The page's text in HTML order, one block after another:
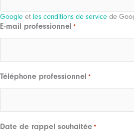
Google et les conditions de service de
E-mail professionnel *
Téléphone professionnel *
Date de rappel souhaitée *